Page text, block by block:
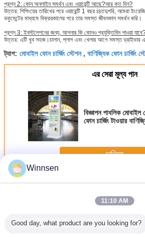
প্রশ্ন 2: কোন অনলাইন সমর্থন এবং ওয়ারেন্টি আছে?আর কত দিন?
উত্তর: শিপিংয়ের তারিখের পরে ওয়ারেন্টি 1 বছর isতদুপরি, আমরা
ডকুমেন্টের মাধ্যমে বিক্রয়কালের পরে তার সমস্ত জীবনকাল সমর্থন করি।
প্রশ্ন 3: ইনস্টলেশনের জন্য, আপনার কি কোনও প্রযুক্তিবিদ পাওয়া
উত্তর: এটি খুব সহজ।চালান, প্লাগ এবং খেলার আগে সমস্ত ড্রাইভার
ট্যাগ: মোবাইল ফোন চার্জিং স্টেশন, বাণিজ্যিক ফোন চার্জিং
এর সেরা মূল্য পান
বিজ্ঞাপন পাবলিক মোবাইল
ফোন চার্জিং টাওয়ার
চালিয়ে
অধিকসেল ফোন চার্জিং স্টেশন
Winnsen
11:10 AM
Good day, what product are you looking for?